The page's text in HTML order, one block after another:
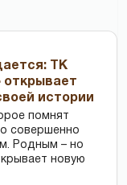
ТК
открывает
истории
помнят
совершенно
Родным – но
новую